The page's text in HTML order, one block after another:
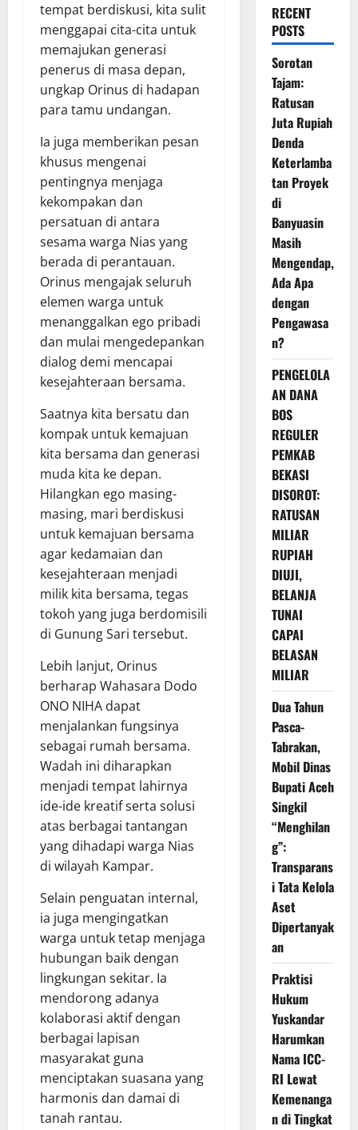
tempat berdiskusi, kita sulit
menggapai cita-cita untuk
memajukan generasi
penerus di masa depan,
ungkap Orinus di hadapan
para tamu undangan.
Ia juga memberikan pesan
khusus mengenai
pentingnya menjaga
kekompakan dan
persatuan di antara
sesama warga Nias yang
berada di perantauan.
Orinus mengajak seluruh
elemen warga untuk
menanggalkan ego pribadi
dan mulai mengedepankan
dialog demi mencapai
kesejahteraan bersama.
Saatnya kita bersatu dan
kompak untuk kemajuan
kita bersama dan generasi
muda kita ke depan.
Hilangkan ego masing-
masing, mari berdiskusi
untuk kemajuan bersama
agar kedamaian dan
kesejahteraan menjadi
milik kita bersama, tegas
tokoh yang juga berdomisili
di Gunung Sari tersebut.
Lebih lanjut, Orinus
berharap Wahasara Dodo
ONO NIHA dapat
menjalankan fungsinya
sebagai rumah bersama.
Wadah ini diharapkan
menjadi tempat lahirnya
ide-ide kreatif serta solusi
atas berbagai tantangan
yang dihadapi warga Nias
di wilayah Kampar.
Selain penguatan internal,
ia juga mengingatkan
warga untuk tetap menjaga
hubungan baik dengan
lingkungan sekitar. Ia
mendorong adanya
kolaborasi aktif dengan
berbagai lapisan
masyarakat guna
menciptakan suasana yang
harmonis dan damai di
tanah rantau.
RECENT
POSTS
Sorotan
Tajam:
Ratusan
Juta Rupiah
Denda
Keterlamba
tan Proyek
di
Banyuasin
Masih
Mengendap,
Ada Apa
dengan
Pengawasa
n?
PENGELOLA
AN DANA
BOS
REGULER
PEMKAB
BEKASI
DISOROT:
RATUSAN
MILIAR
RUPIAH
DIUJI,
BELANJA
TUNAI
CAPAI
BELASAN
MILIAR
Dua Tahun
Pasca-
Tabrakan,
Mobil Dinas
Bupati Aceh
Singkil
“Menghilan
g”:
Transparans
i Tata Kelola
Aset
Dipertanyak
an
Praktisi
Hukum
Yuskandar
Harumkan
Nama ICC-
RI Lewat
Kemenanga
n di Tingkat